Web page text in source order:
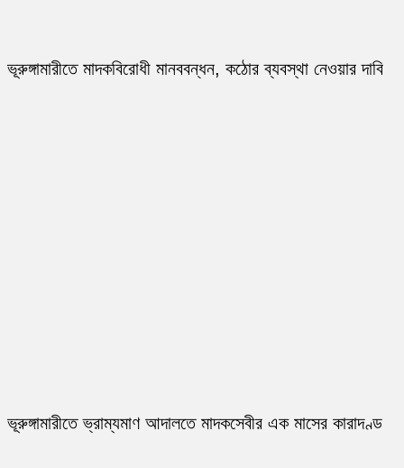
ভূরুঙ্গামারীতে মাদকবিরোধী মানববন্ধন, কঠোর ব্যবস্থা নেওয়ার দাবি
ভূরুঙ্গামারীতে ভ্রাম্যমাণ আদালতে মাদকসেবীর এক মাসের কারাদণ্ড